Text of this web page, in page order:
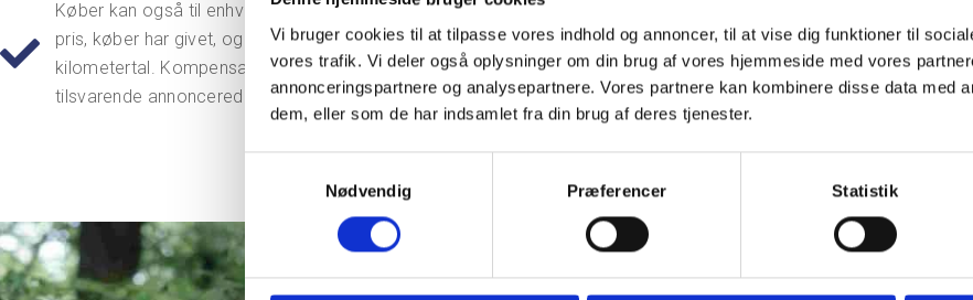
Vi bruger cookies til at tilpasse vores indhold og annoncer, til at vise dig funktioner til
vores trafik. Vi deler også oplysninger om din brug af vores hjemmeside med vores
annonceringspartnere og analysepartnere. Vores partnere kan kombinere disse data med
dem, eller som de har indsamlet fra din brug af deres tjenester.
Nødvendig
Præferencer Statistik
Køber kan også til enhver tid vælge en kompensation svarende til forskellen mellem den
pris, køber har givet, og den værdi bilen ville have haft ved salg med det korrekte
kilometertal. Kompensationen fastsættes af DBFU ved hjælp af gennemsnitspriser på
tilsvarende annoncerede biler.